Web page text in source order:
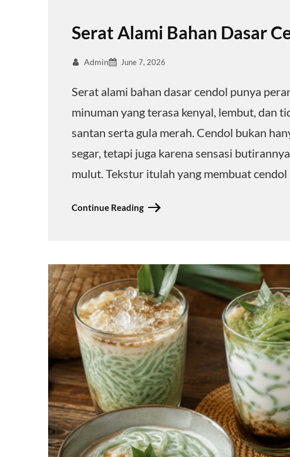
Serat Alami Bahan Dasar
Admin June 7, 2026
Serat alami bahan dasar cendol punya
minuman yang terasa kenyal, lembut, dan
santan serta gula merah. Cendol bukan
segar, tetapi juga karena sensasi
mulut. Tekstur itulah yang membuat
Continue Reading